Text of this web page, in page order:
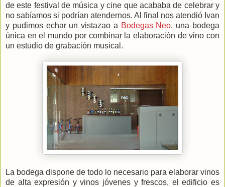
de este festival de música y cine que acababa de celebrar y
no sabíamos si podrían atendernos. Al final nos atendió Ivan
y pudimos echar un vistazao a Bodegas Neo, una bodega
única en el mundo por combinar la elaboración de vino con
un estudio de grabación musical.
La bodega dispone de todo lo necesario para elaborar vinos
de alta expresión y vinos jóvenes y frescos, el edificio es